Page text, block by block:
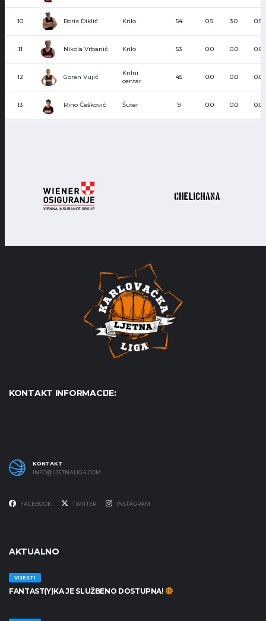
10 Boris Diklić Krilo 54 0.5 3.0 0.5
11 Nikola Vrbanić Krilo 53 0.0 0.0 0.0
12 Goran Vujić
Krilni
centar
45 0.0 0.0 0.0
13 Rino Češković Šuter 9 0.0 0.0 0.0
KONTAKT INFORMACIJE:
KONTAKT
INFO@LJETNALIGA.COM
FACEBOOK TWITTER INSTAGRAM
AKTUALNO
VIJESTI
FANTAST(Y)KA JE SLUŽBENO DOSTUPNA!